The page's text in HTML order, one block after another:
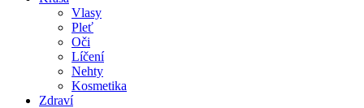
Vlasy
Pleť
Oči
Líčení
Nehty
Kosmetika
Zdraví